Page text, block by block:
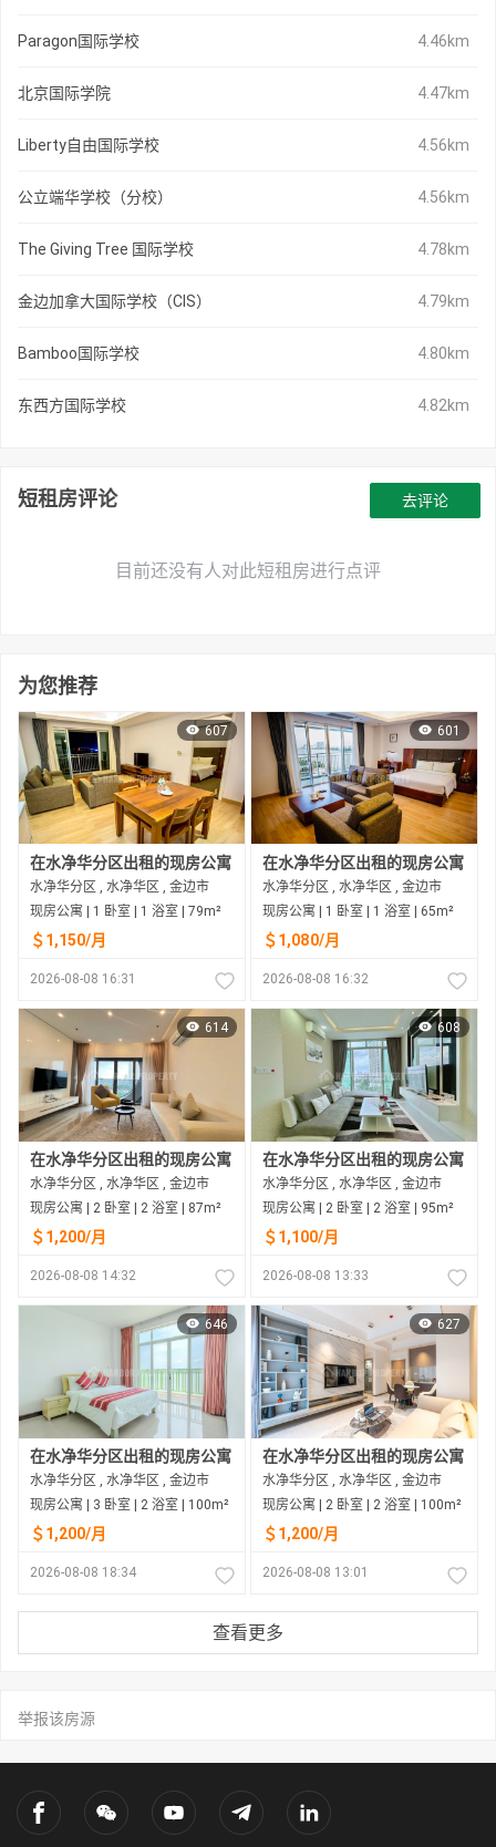
Paragon国际学校 4.46km
北京国际学院 4.47km
Liberty自由国际学校 4.56km
公立端华学校（分校） 4.56km
The Giving Tree 国际学校 4.78km
金边加拿大国际学校（CIS） 4.79km
Bamboo国际学校 4.80km
东西方国际学校 4.82km
短租房评论
目前还没有人对此短租房进行点评
去评论
为您推荐
607
在水净华分区出租的现房公寓
水净华分区 , 水净华区 , 金边市
现房公寓 | 1 卧室 | 1 浴室 | 79m²
＄1,150/月
2026-08-08 16:31
601
在水净华分区出租的现房公寓
水净华分区 , 水净华区 , 金边市
现房公寓 | 1 卧室 | 1 浴室 | 65m²
＄1,080/月
2026-08-08 16:32
614
在水净华分区出租的现房公寓
水净华分区 , 水净华区 , 金边市
现房公寓 | 2 卧室 | 2 浴室 | 87m²
＄1,200/月
2026-08-08 14:32
608
在水净华分区出租的现房公寓
水净华分区 , 水净华区 , 金边市
现房公寓 | 2 卧室 | 2 浴室 | 95m²
＄1,100/月
2026-08-08 13:33
646
在水净华分区出租的现房公寓
水净华分区 , 水净华区 , 金边市
现房公寓 | 3 卧室 | 2 浴室 | 100m²
＄1,200/月
2026-08-08 18:34
627
在水净华分区出租的现房公寓
水净华分区 , 水净华区 , 金边市
现房公寓 | 2 卧室 | 2 浴室 | 100m²
＄1,200/月
2026-08-08 13:01
查看更多
举报该房源